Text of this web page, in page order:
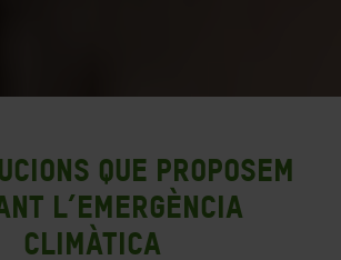
que proposem
l’emergència
climàtica